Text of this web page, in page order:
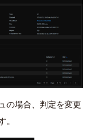
の場合、判定を変更
。